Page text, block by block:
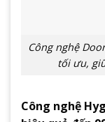
Công nghệ
tối ưu,
Công nghệ